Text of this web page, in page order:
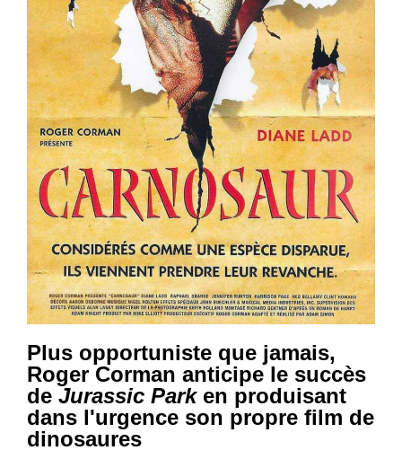
Plus opportuniste que jamais,
Roger Corman anticipe le succès
de Jurassic Parken produisant
dans l'urgence son propre film de
dinosaures